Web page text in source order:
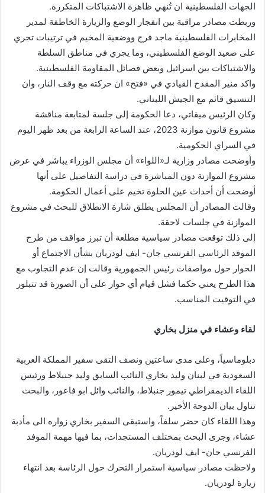
الجهات الفلسطينية ان تُنهي ظاهرة الاشتباكات المتكررة.
وربطت مصادر مراقبة بين انفجار الوضع والزيارة الخاطفة لمدير
المخابرات الفلسطينية ماجد فرج ووضعية المخيم في ترتيبات تجري
على صعيد الوضع الفلسطيني، وما يجري في مناطق السلطة
والاشتباكات بين اسرائيل وبعض فصائل المقاومة الفلسطينية.
واكد منير المقدح القيادي في «فتح» ان حركته مع وقف النار، وان
التنسيق قائم مع الجيش اللبناني.
وكان الرئيس ميقاتي، دعا الحكومة إلى جلسة لمتابعة مناقشة
مشروع قانون موازنة 2023، عند الساعة الرابعة من بعد ظهر اليوم
في السراي الحكومية.
وأوضحت مصادر وزارية لـ«اللواء» أن مجلس الوزراء يباشر في عرض
مشروع الموازنة دون المباشرة في دراسة التفاصيل على أنها
أوضحت أن أحداث عين الحلوة تخيم على أعمال الحكومة.
وقالت المصادر أن المجلس يطلق شارة الانطلاق للبحث في مشروع
الموازنة في جلسات لاحقة.
إلى ذلك توقعت مصادر سياسية مطلعة أن تبرز مواقف من طرح
الموفد الرئاسي الفرنسي جان- ايف لودربان بشأن الاجتماع أو
الحوار حول مواصفات رئيس الجمهورية وقالت إن عدم التجاوب مع
هذا الطرح يعني حكما فشل قيام أي حوار على أن الصورة قد تتبلور
في التوقيت المناسب.
لقاء وعشاء في منزل بخاري
دبلوماسياً، وعلى مدى ساعتين ونصف التقى سفير المملكة العربية
السعودية في لبنان وليد بخاري النائب السابق وليد جنبلاط ورئيس
اللقاء الديمقراطي تيمور جنبلاط، والنائب وائل ابو فاعور، والبحث
تناول بيان الدوحة الأخير.
وهذا اللقاء كان حضر سلفاً، واستبقى السفير بخاري زواره الى مأدبة
عشاء، وجرى البحث بمختلف المستجدات، بما فيها مهمة الموفد
الفرنسي جان- ايف لودريان.
ولاحظت مصادر سياسية استمرار التحرك حول الرئاسة بعد انتهاء
زيارة لودريان.